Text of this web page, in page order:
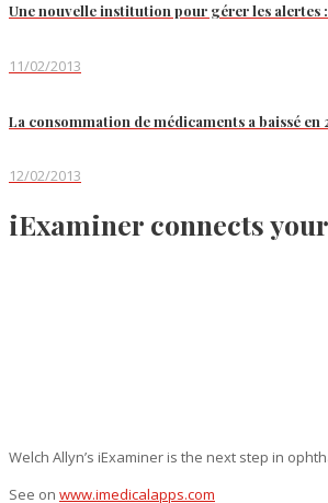
Une nouvelle institution pour gérer les alertes
11/02/2013
La consommation de médicaments a baissé en
12/02/2013
iExaminer connects
Welch Allyn’s iExaminer is the next step in
See on www.imedicalapps.com